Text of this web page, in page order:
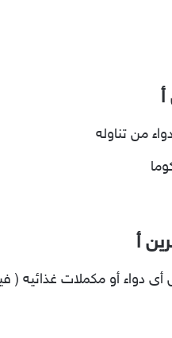
من تناوله
أ
دواء أو مكملات غذائيه (